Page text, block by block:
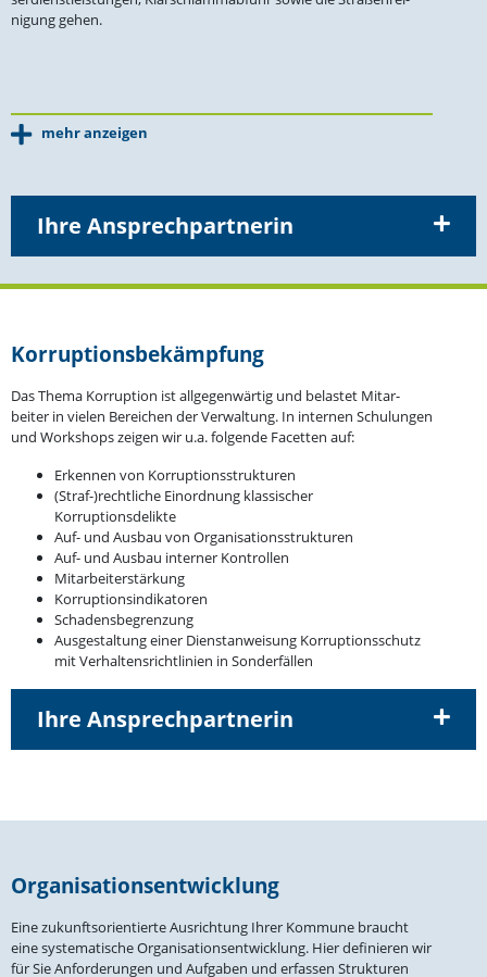
nigung gehen.
mehr anzeigen
Ihre Ansprechpartnerin
Korrup­ti­ons­be­kämpfung
Das Thema Korruption ist allge­gen­wärtig und belastet Mitar­
beiter in vielen Bereichen der Verwaltung. In internen Schulungen
und Workshops zeigen wir u.a. folgende Facetten auf:
Erkennen von Korruptionsstrukturen
(Straf-)rechtliche Einordnung klassi­scher
Korruptionsdelikte
Auf- und Ausbau von Organisationsstrukturen
Auf- und Ausbau interner Kontrollen
Mitar­bei­ter­stärkung
Korrup­ti­ons­in­di­ka­toren
Schadens­be­grenzung
Ausge­staltung einer Dienst­an­weisung Korrup­ti­ons­schutz
mit Verhal­tens­richt­linien in Sonderfällen
Ihre Ansprechpartnerin
Organi­sa­ti­ons­ent­wicklung
Eine zukunfts­ori­en­tierte Ausrichtung Ihrer Kommune braucht
eine syste­ma­tische Organi­sa­ti­ons­ent­wicklung. Hier definieren wir
für Sie Anfor­de­rungen und Aufgaben und erfassen Struk­turen